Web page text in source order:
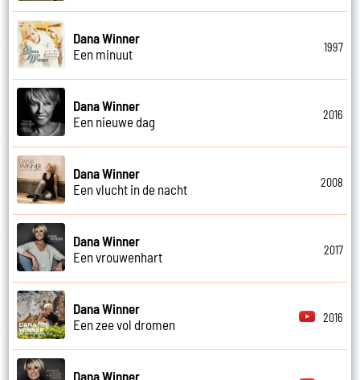
Dana Winner
Een minuut
1997
Dana Winner
Een nieuwe dag
2016
Dana Winner
Een vlucht in de nacht
2008
Dana Winner
Een vrouwenhart
2017
Dana Winner
Een zee vol dromen
2016
Dana Winner